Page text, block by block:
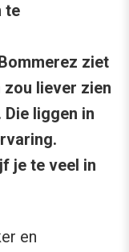
te
ziet
liever zien
liggen in
je te veel in
en